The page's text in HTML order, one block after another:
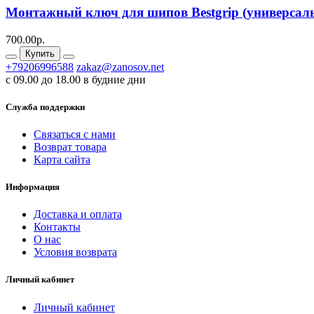
Монтажный ключ для шипов Bestgrip
700.00р.
Купить
+79206996588 zakaz@zanosov.net
с 09.00 до 18.00 в будние дни
Служба поддержки
Связаться с нами
Возврат товара
Карта сайта
Информация
Доставка и оплата
Контакты
О нас
Условия возврата
Личный кабинет
Личный кабинет